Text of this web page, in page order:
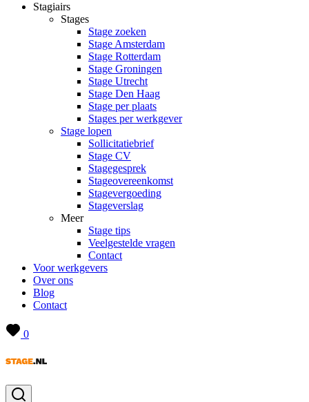
Stagiairs
Stages
Stage zoeken
Stage Amsterdam
Stage Rotterdam
Stage Groningen
Stage Utrecht
Stage Den Haag
Stage per plaats
Stages per werkgever
Stage lopen
Sollicitatiebrief
Stage CV
Stagegesprek
Stageovereenkomst
Stagevergoeding
Stageverslag
Meer
Stage tips
Veelgestelde vragen
Contact
Voor werkgevers
Over ons
Blog
Contact
0